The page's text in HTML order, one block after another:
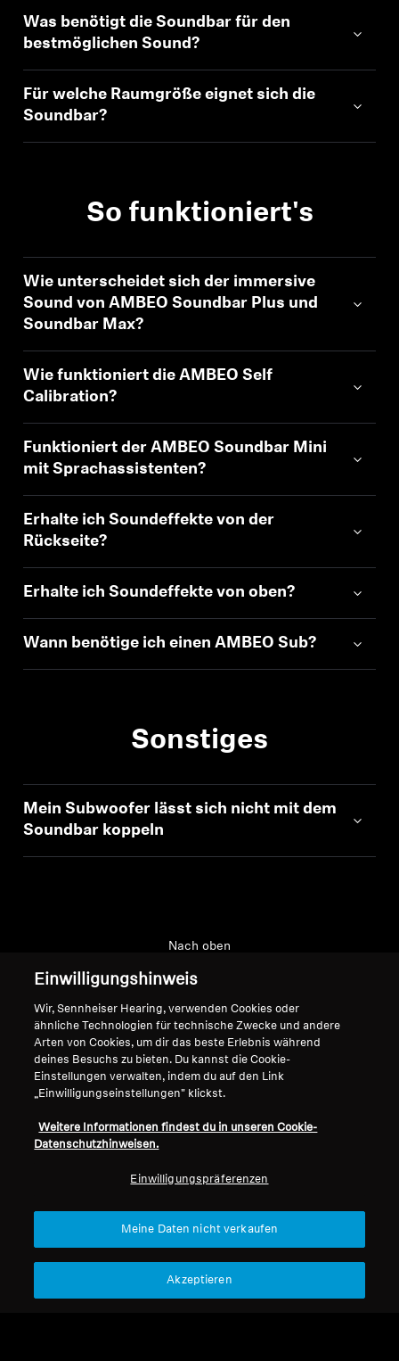
Innovationen
Soundspace
Was benötigt die Soundbar für den
bestmöglichen Sound?
Für welche Raumgröße eignet sich die
Soundbar?
So funktioniert's
Wie unterscheidet sich der immersive
Sound von AMBEO Soundbar Plus und
Soundbar Max?
Wie funktioniert die AMBEO Self
Calibration?
Funktioniert der AMBEO Soundbar Mini
mit Sprachassistenten?
Erhalte ich Soundeffekte von der
Rückseite?
Erhalte ich Soundeffekte von oben?
Wann benötige ich einen AMBEO Sub?
Sonstiges
Mein Subwoofer lässt sich nicht mit dem
Soundbar koppeln
Support
Nach oben
Impressum
Vertrag widerrufen
Globale Datenschutzrichtlinie
Allgemeine
Koordinierte Richtlinie zur
Offenlegung von Schwachstellen
Unser Unternehmen
Pressekontakte
Markenbotschafter
Einwilligungshinweis
Wir, Sennheiser Hearing, verwenden Cookies oder
ähnliche Technologien für technische Zwecke und andere
Arten von Cookies, um dir das beste Erlebnis während
deines Besuchs zu bieten. Du kannst die Cookie-
Einstellungen verwalten, indem du auf den Link
„Einwilligungseinstellungen" klickst.
Weitere Informationen findest du in unseren Cookie-
Datenschutzhinweisen.
Einwilligungspräferenzen
Meine Daten nicht verkaufen
Akzeptieren
Anmeldung erforderlich
Melden Sie sich bei Ihrem Konto an, um
Login